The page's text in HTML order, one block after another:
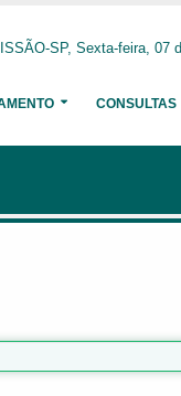
SP, Sexta-feira, 07
CONSULTAS